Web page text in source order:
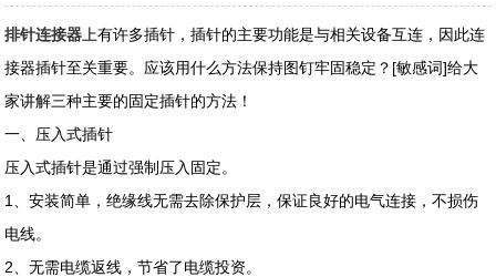
排针连接器 上有许多插针，插针的主要功能是与相关设备互连，因此连
接器插针至关重要。应该用什么方法保持图钉牢固稳定？[敏感词]给大
家讲解三种主要的固定插针的方法！
一、压入式插针
压入式插针是通过强制压入固定。
1、安装简单，绝缘线无需去除保护层，保证良好的电气连接，不损伤
电线。
2、无需电缆返线，节省了电缆投资。